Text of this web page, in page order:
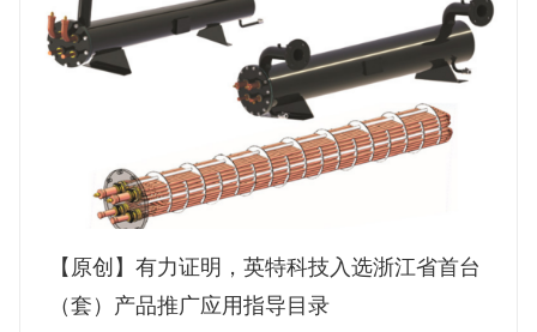
【原创】有力证明，英特科技入选浙江省首台
（套）产品推广应用指导目录